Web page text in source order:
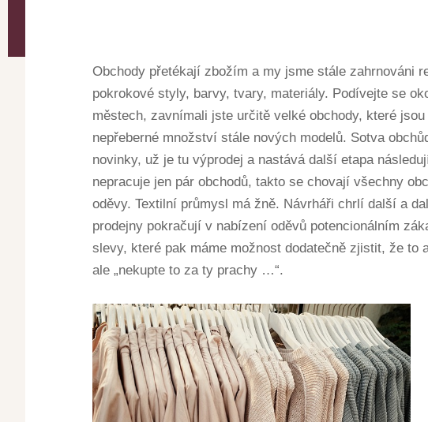
Obchody přetékají zbožím a my jsme stále zahrnováni
pokrokové styly, barvy, tvary, materiály. Podívejte se
městech, zavnímali jste určitě velké obchody, které
nepřeberné množství stále nových modelů. Sotva
novinky, už je tu výprodej a nastává další etapa
nepracuje jen pár obchodů, takto se chovají všechny
oděvy. Textilní průmysl má žně. Návrháři chrlí další a
prodejny pokračují v nabízení oděvů potencionálním
slevy, které pak máme možnost dodatečně zjistit, že to
ale „nekupte to za ty prachy …“.